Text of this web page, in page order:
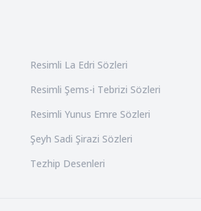
Resimli La Edri Sözleri
Resimli Şems-i Tebrizi Sözleri
Resimli Yunus Emre Sözleri
Şeyh Sadi Şirazi Sözleri
Tezhip Desenleri